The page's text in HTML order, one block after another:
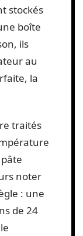
stockés
boîte
ils
au
la
traités
noter
: une
de 24